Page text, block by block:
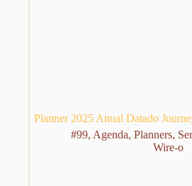
Planner 2025 Anual Datado
#99, Agenda, Planners,
Wire-o